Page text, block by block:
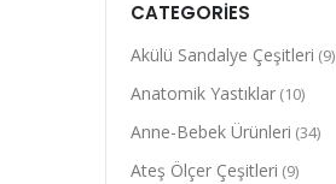
CATEGORIES
Akülü Sandalye Çeşitleri (9)
Anatomik Yastıklar (10)
Anne-Bebek Ürünleri (34)
Ateş Ölçer Çeşitleri (9)